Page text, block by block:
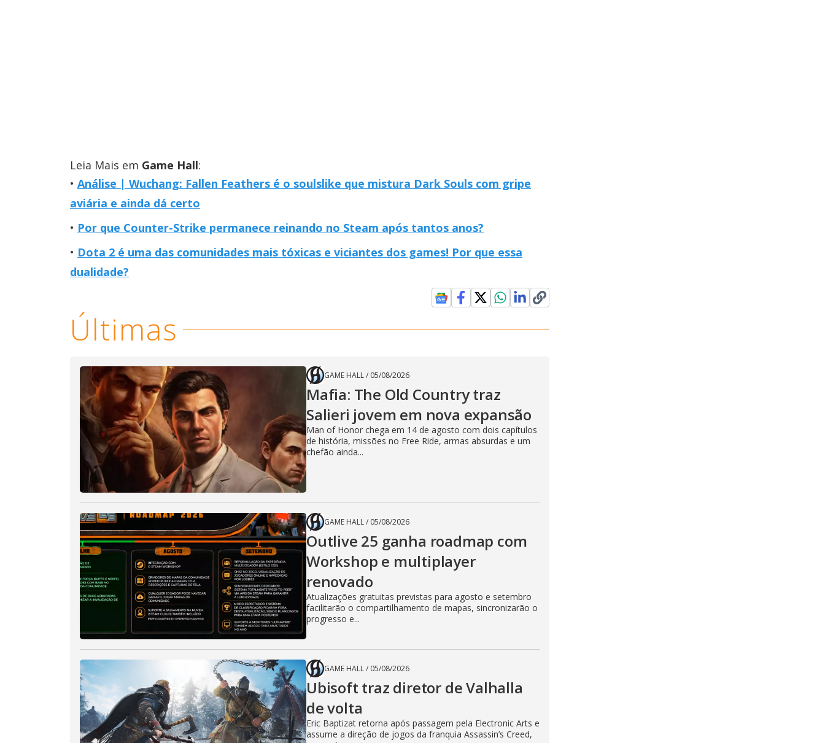
Leia Mais em Game Hall:
Análise | Wuchang: Fallen Feathers é o soulslike que mistura Dark Souls com gripe
aviária e ainda dá certo
Por que Counter-Strike permanece reinando no Steam após tantos anos?
Dota 2 é uma das comunidades mais tóxicas e viciantes dos games! Por que essa
dualidade?
Últimas
GAME HALL/ 05/08/2026
Mafia: The Old Country traz
Salieri jovem em nova expansão
Man of Honor chega em 14 de agosto com dois capítulos
de história, missões no Free Ride, armas absurdas e um
chefão ainda...
GAME HALL/ 05/08/2026
Outlive 25 ganha roadmap com
Workshop e multiplayer
renovado
Atualizações gratuitas previstas para agosto e setembro
facilitarão o compartilhamento de mapas, sincronizarão o
progresso e...
GAME HALL/ 05/08/2026
Ubisoft traz diretor de Valhalla
de volta
Eric Baptizat retorna após passagem pela Electronic Arts e
assume a direção de jogos da franquia Assassin’s Creed,